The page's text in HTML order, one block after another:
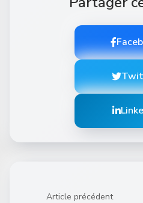
Article précédent